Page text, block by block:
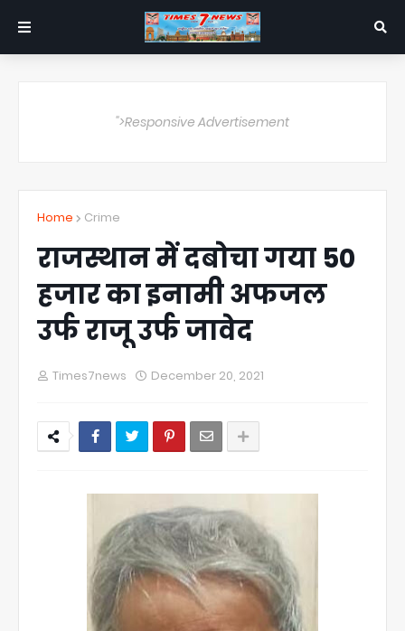
">Responsive Advertisement
Home Crime
राजस्थान में दबोचा गया 50
हजार का इनामी अफजल
उर्फ राजू उर्फ जावेद
Times7news December 20, 2021